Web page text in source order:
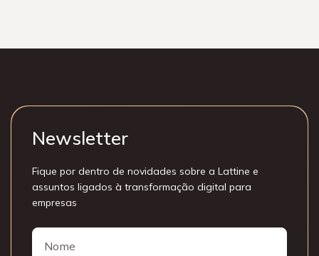
Newsletter
Fique por dentro de novidades sobre a Lattine e
assuntos ligados à transformação digital para
empresas
Nome